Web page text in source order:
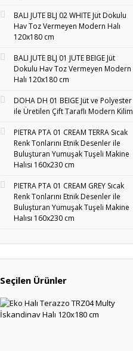
BALI JUTE BLJ 02 WHITE Jüt Dokulu
Hav Toz Vermeyen Modern Halı
120x180 cm
BALI JUTE BLJ 01 JUTE BEIGE Jüt
Dokulu Hav Toz Vermeyen Modern
Halı 120x180 cm
DOHA DH 01 BEIGE Jüt ve Polyester
ile Üretilen Çift Taraflı Modern Kilim
PIETRA PTA 01 CREAM TERRA Sıcak
Renk Tonlarını Etnik Desenler ile
Buluşturan Yumuşak Tuşeli Makine
Halısı 160x230 cm
PIETRA PTA 01 CREAM GREY Sıcak
Renk Tonlarını Etnik Desenler ile
Buluşturan Yumuşak Tuşeli Makine
Halısı 160x230 cm
Seçilen Ürünler